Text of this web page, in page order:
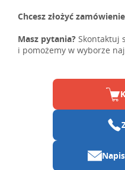
Chcesz złożyć
Masz pytania? Skontaktuj
i pomożemy w wyborze